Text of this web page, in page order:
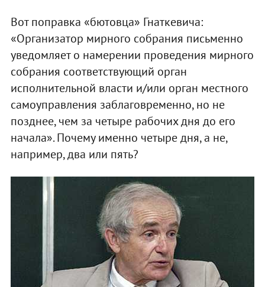
Вот поправка «бютовца» Гнаткевича:
«Организатор мирного собрания письменно
уведомляет о намерении проведения мирного
собрания соответствующий орган
исполнительной власти и/или орган местного
самоуправления заблаговременно, но не
позднее, чем за четыре рабочих дня до его
начала». Почему именно четыре дня, а не,
например, два или пять?